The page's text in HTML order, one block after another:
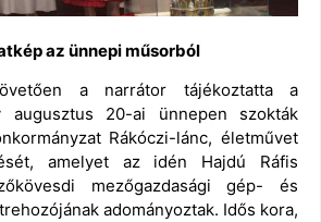
az ünnepi műsorból
a narrátor tájékoztatta a
augusztus 20-ai ünnepen szokták
Rákóczi-lánc, életművet
amelyet az idén Hajdú Ráfis
mezőgazdasági gép- és
adományoztak. Idős kora,